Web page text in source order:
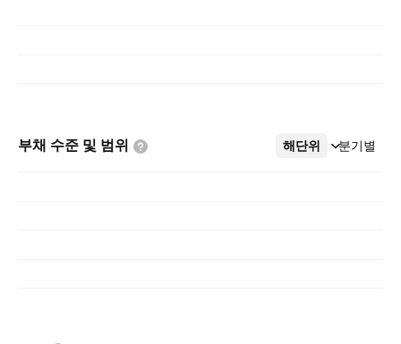
부채 수준 및 범위 해단위 분기별
더보기